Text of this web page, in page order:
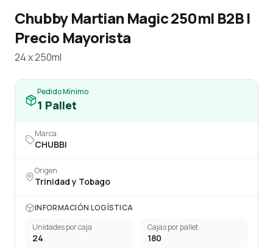
Chubby Martian Magic 250ml B2B |
Precio Mayorista
24 x 250ml
Pedido Mínimo
1 Pallet
Marca
CHUBBI
Origen
Trinidad y Tobago
INFORMACIÓN LOGÍSTICA
Unidades por caja
24
Cajas por pallet
180